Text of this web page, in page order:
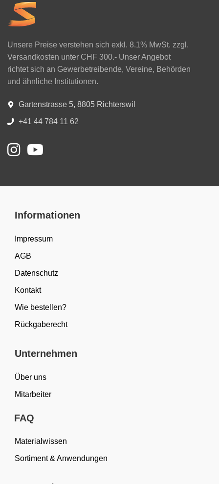
Unsere Preise verstehen sich exkl. 8.1% MwSt. zzgl.
Versandkosten unter CHF 300.- Unser Angebot
richtet sich an Gewerbetreibende, Vereine, Behörden
und ähnliche Institutionen.
Gartenstrasse 5, 8805 Richterswil
+41 44 784 11 62
Informationen
Impressum
AGB
Datenschutz
Kontakt
Wie bestellen?
Rückgaberecht
Unternehmen
Über uns
Mitarbeiter
FAQ
Materialwissen
Sortiment & Anwendungen